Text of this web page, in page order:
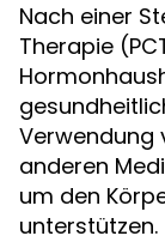
Nach einer
Therapie
Verwendung
anderen
um den
unterstützen.